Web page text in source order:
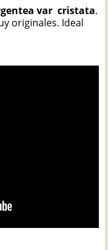
var cristata.
originales. Ideal